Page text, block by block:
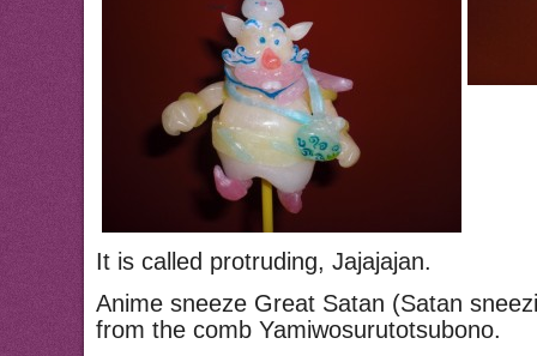
It is called protruding, Jajajajan.
Anime sneeze Great Satan (Satan
from the comb Yamiwosurutotsubono.